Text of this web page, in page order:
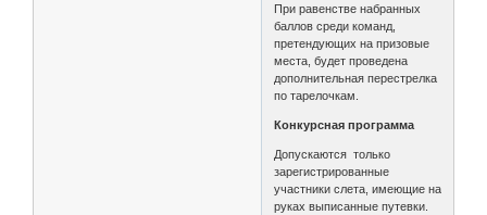
При равенстве набранных
баллов среди команд,
претендующих на призовые
места, будет проведена
дополнительная перестрелка
по тарелочкам.
Конкурсная программа
Допускаются только
зарегистрированные
участники слета, имеющие на
руках выписанные путевки.